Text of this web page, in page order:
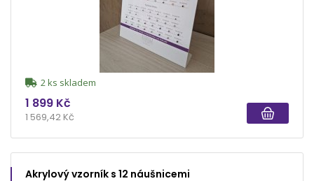
2 ks skladem
1 899 Kč
1 569,42 Kč
Akrylový vzorník s 12 náušnicemi